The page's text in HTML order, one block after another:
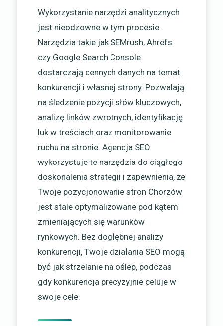
Wykorzystanie narzędzi analitycznych
jest nieodzowne w tym procesie.
Narzędzia takie jak SEMrush, Ahrefs
czy Google Search Console
dostarczają cennych danych na temat
konkurencji i własnej strony. Pozwalają
na śledzenie pozycji słów kluczowych,
analizę linków zwrotnych, identyfikację
luk w treściach oraz monitorowanie
ruchu na stronie. Agencja SEO
wykorzystuje te narzędzia do ciągłego
doskonalenia strategii i zapewnienia, że
Twoje pozycjonowanie stron Chorzów
jest stale optymalizowane pod kątem
zmieniających się warunków
rynkowych. Bez dogłębnej analizy
konkurencji, Twoje działania SEO mogą
być jak strzelanie na oślep, podczas
gdy konkurencja precyzyjnie celuje w
swoje cele.